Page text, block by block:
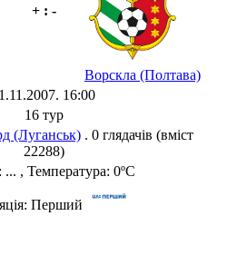
+ : -
Ворскла (Полтава)
16:00
16 тур
(Луганськ) . 0 глядачів (вміст
22288)
, Температура: 0ºC
Перший